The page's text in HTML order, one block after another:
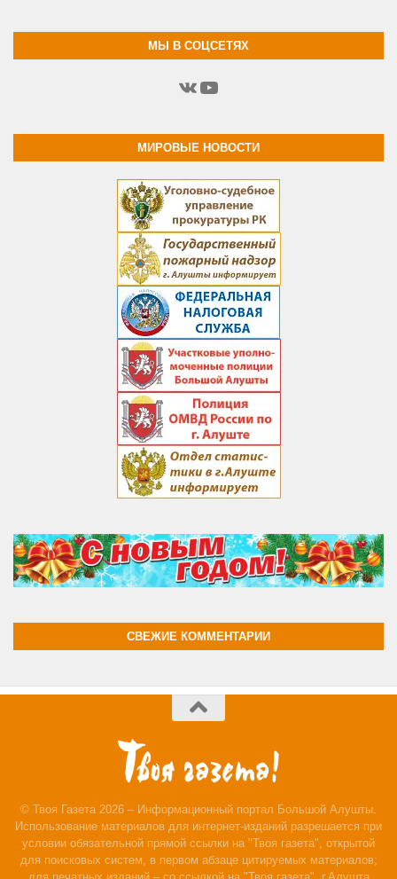
МЫ В СОЦСЕТЯХ
ВКонтакте
YouTube
МИРОВЫЕ НОВОСТИ
СВЕЖИЕ КОММЕНТАРИИ
© Твоя Газета 2026 – Информационный портал Большой Алушты.
Использование материалов для интернет-изданий разрешается при
условии обязательной прямой ссылки на "Твоя газета", открытой
для поисковых систем, в первом абзаце цитируемых материалов;